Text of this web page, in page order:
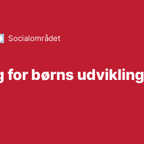
Socialområdet
for børns udvikling